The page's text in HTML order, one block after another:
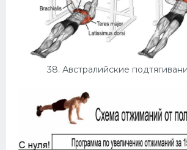
38. Австралийские